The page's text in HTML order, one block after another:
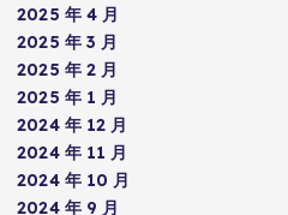
2025 年 4 月
2025 年 3 月
2025 年 2 月
2025 年 1 月
2024 年 12 月
2024 年 11 月
2024 年 10 月
2024 年 9 月